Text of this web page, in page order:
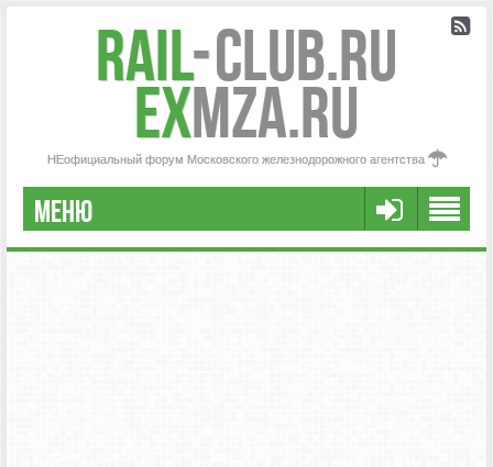
Rail-Club.RU
exMZA.RU
НЕофициальный форум Московского железнодорожного агентства
МЕНЮ
РЕГИСТРАЦИЯ